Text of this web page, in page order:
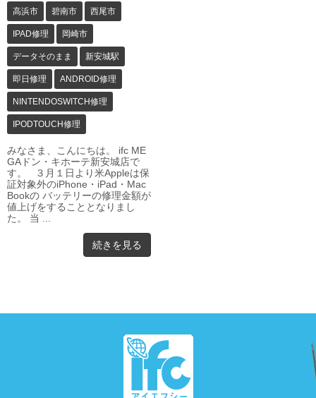
高浜市 碧南市 西尾市
IPAD修理 岡崎市
データそのまま 新安城駅
即日修理 ANDROID修理
NINTENDOSWITCH修理
IPODTOUCH修理
みなさま、こんにちは。 ifc ME
GAドン・キホーテ新安城店で
す。 ３月１日より米Appleは保
証対象外のiPhone・iPad・Mac
Bookの バッテリーの修理金額が
値上げをすることとなりまし
た。 当 ...
続きを見る